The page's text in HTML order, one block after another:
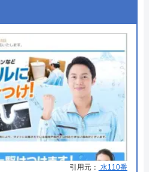
すすめの理由
ォーム、水回りトラブルに
ス・電気給湯器の交換作業
エリアは茨城県いわき市全
通り、茨城県北となってお
を提供しております。
、日・祝日および夏季・年
引用元： 水110番